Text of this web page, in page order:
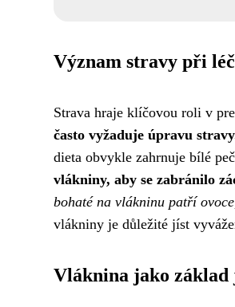
Význam stravy při
Strava hraje klíčovou roli v
často vyžaduje úpravu
dieta obvykle zahrnuje bílé
vlákniny, aby se zabránilo
bohaté na vlákninu patří
vlákniny je důležité jíst
Vláknina jako